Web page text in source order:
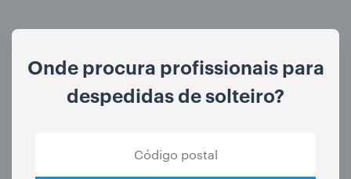
Onde procura profissionais para
despedidas de solteiro?